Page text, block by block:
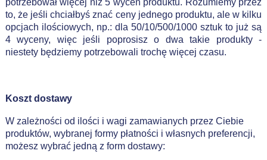
potrzebował więcej niż 5 wycen produktu. Rozumiemy przez
to, że jeśli chciałbyś znać ceny jednego produktu, ale w kilku
opcjach ilościowych, np.: dla 50/10/500/1000 sztuk to już są
4 wyceny, więc jeśli poprosisz o dwa takie produkty -
niestety będziemy potrzebowali trochę więcej czasu.
Koszt dostawy
W zależności od ilości i wagi zamawianych przez Ciebie
produktów, wybranej formy płatności i własnych preferencji,
możesz wybrać jedną z form dostawy: